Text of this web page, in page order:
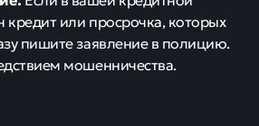
кредит или просрочка, которых
пишите заявление в полицию.
мошенничества.